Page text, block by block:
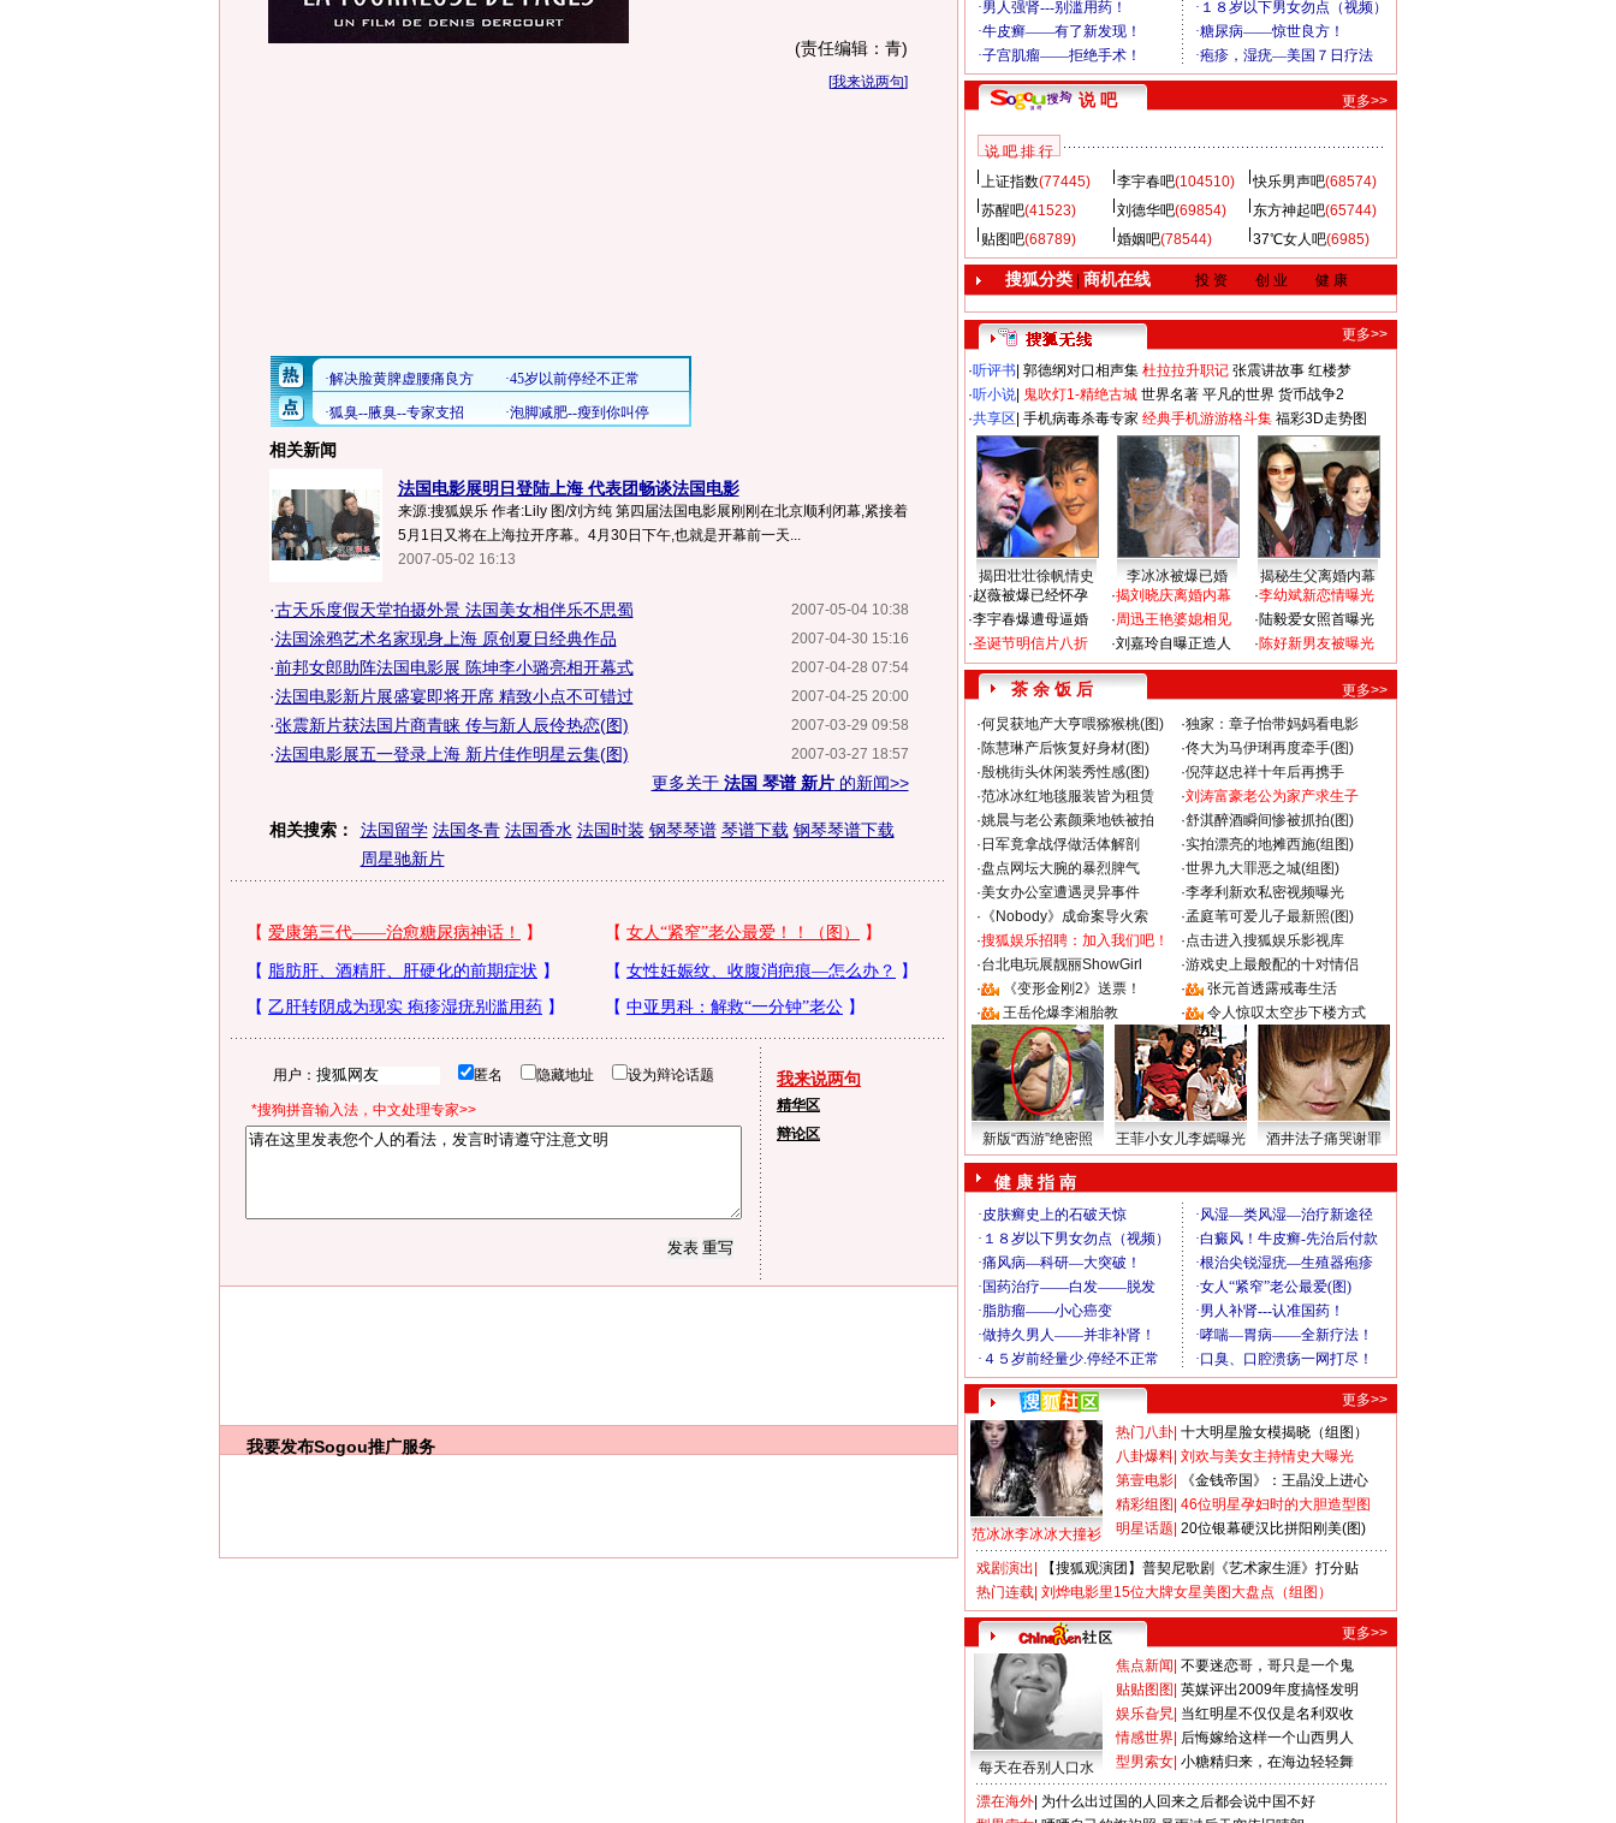
(责任编辑：青)
[我来说两句]
相关新闻
法国电影展明日登陆上海 代表团畅谈法国电影
来源:搜狐娱乐 作者:Lily 图/刘方纯 第四届法国电影展刚刚在北京顺利闭幕,紧接着
5月1日又将在上海拉开序幕。4月30日下午,也就是开幕前一天...
2007-05-02 16:13
2007-05-04 10:38
·古天乐度假天堂拍摄外景 法国美女相伴乐不思蜀
2007-04-30 15:16
·法国涂鸦艺术名家现身上海 原创夏日经典作品
2007-04-28 07:54
·前邦女郎助阵法国电影展 陈坤李小璐亮相开幕式
2007-04-25 20:00
·法国电影新片展盛宴即将开席 精致小点不可错过
2007-03-29 09:58
·张震新片获法国片商青睐 传与新人辰伶热恋(图)
2007-03-27 18:57
·法国电影展五一登录上海 新片佳作明星云集(图)
更多关于 法国 琴谱 新片的新闻>>
相关搜索： 法国留学 法国冬青 法国香水 法国时装 钢琴琴谱 琴谱下载 钢琴琴谱下载
周星驰新片
用户： 匿名 隐藏地址 设为辩论话题
*搜狗拼音输入法，中文处理专家>>
我来说两句
精华区
辩论区
我要发布Sogou推广服务
说 吧 更多>>
说 吧 排 行
上证指数(77445) 李宇春吧(104510) 快乐男声吧(68574)
苏醒吧(41523) 刘德华吧(69854) 东方神起吧(65744)
贴图吧(68789) 婚姻吧(78544) 37℃女人吧(6985)
搜狐分类| 商机在线 投 资 创 业 健 康
更多>>
·听评书 郭德纲对口相声集 杜拉拉升职记 张震讲故事 红楼梦
·听小说 鬼吹灯1-精绝古城 世界名著 平凡的世界 货币战争2
·共享区 手机病毒杀毒专家 经典手机游游格斗集 福彩3D走势图
揭田壮壮徐帆情史 李冰冰被爆已婚
揭秘生父离婚内幕
·赵薇被爆已经怀孕
·李宇春爆遭母逼婚
·圣诞节明信片八折
·揭刘晓庆离婚内幕
·周迅王艳婆媳相见
·刘嘉玲自曝正造人
·李幼斌新恋情曝光
·陆毅爱女照首曝光
·陈好新男友被曝光
茶 余 饭 后
更多>>
·何炅获地产大亨喂猕猴桃(图) ·独家：章子怡带妈妈看电影
·陈慧琳产后恢复好身材(图) ·佟大为马伊琍再度牵手(图)
·殷桃街头休闲装秀性感(图) ·倪萍赵忠祥十年后再携手
·范冰冰红地毯服装皆为租赁 ·刘涛富豪老公为家产求生子
·姚晨与老公素颜乘地铁被拍 ·舒淇醉酒瞬间惨被抓拍(图)
· 日军竟拿战俘做活体解剖 ·实拍漂亮的地摊西施(组图)
·盘点网坛大腕的暴烈脾气 ·世界九大罪恶之城(组图)
·美女办公室遭遇灵异事件 ·李孝利新欢私密视频曝光
· 《Nobody》成命案导火索 ·孟庭苇可爱儿子最新照(图)
·搜狐娱乐招聘：加入我们吧！ ·点击进入搜狐娱乐影视库
·台北电玩展靓丽ShowGirl ·游戏史上最般配的十对情侣
·
《变形金刚2》送票！ ·
张元首透露戒毒生活
·
王岳伦爆李湘胎教 · 令人惊叹太空步下楼方式
新版“西游”绝密照 王菲小女儿李嫣曝光 酒井法子痛哭谢罪
健 康 指 南
更多>>
范冰冰李冰冰大撞衫
热门八卦 十大明星脸女模揭晓（组图）
八卦爆料 刘欢与美女主持情史大曝光
第壹电影
《金钱帝国》：王晶没上进心
精彩组图 46位明星孕妇时的大胆造型图
明星话题 20位银幕硬汉比拼阳刚美(图)
戏剧演出
【搜狐观演团】普契尼歌剧《艺术家生涯》打分贴
热门连载 刘烨电影里15位大牌女星美图大盘点（组图）
更多>>
每天在吞别人口水
焦点新闻 不要迷恋哥，哥只是一个鬼
贴贴图图 英媒评出2009年度搞怪发明
娱乐旮旯 当红明星不仅仅是名利双收
情感世界 后悔嫁给这样一个山西男人
型男索女 小糖精归来，在海边轻轻舞
漂在海外 为什么出过国的人回来之后都会说中国不好